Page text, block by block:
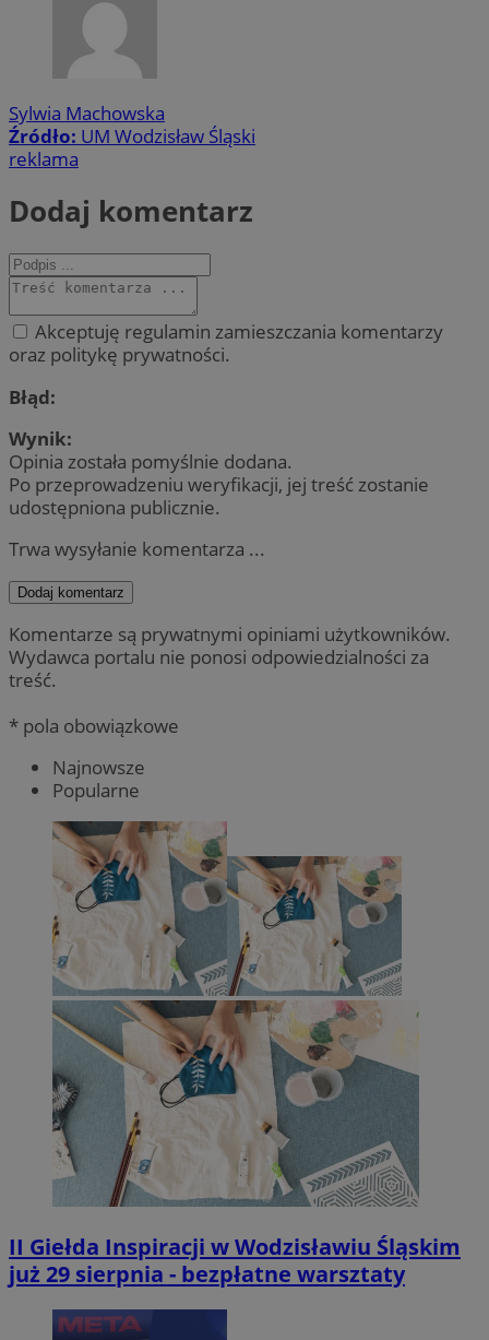
Sylwia Machowska
Źródło: UM Wodzisław Śląski
reklama
Dodaj komentarz
Akceptuję regulamin zamieszczania komentarzy
oraz politykę prywatności.
Błąd:
Wynik:
Opinia została pomyślnie dodana.
Po przeprowadzeniu weryfikacji, jej treść zostanie
udostępniona publicznie.
Trwa wysyłanie komentarza ...
Dodaj komentarz
Komentarze są prywatnymi opiniami użytkowników.
Wydawca portalu nie ponosi odpowiedzialności za
treść.
* pola obowiązkowe
Najnowsze
Popularne
II Giełda Inspiracji w Wodzisławiu Śląskim
już 29 sierpnia - bezpłatne warsztaty